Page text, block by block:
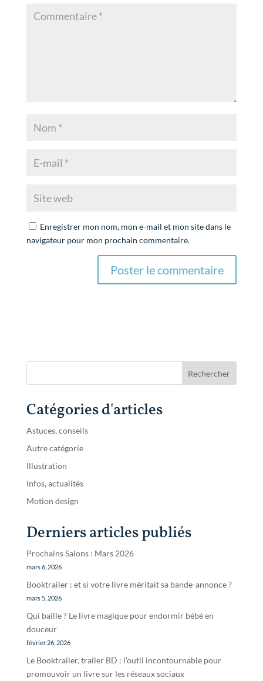
Enregistrer mon nom, mon e-mail et mon site dans le
navigateur pour mon prochain commentaire.
Catégories d'articles
Astuces, conseils
Autre catégorie
Illustration
Infos, actualités
Motion design
Derniers articles publiés
Prochains Salons : Mars 2026
mars 6, 2026
Booktrailer : et si votre livre méritait sa bande-annonce ?
mars 5, 2026
Qui baille ? Le livre magique pour endormir bébé en
douceur
février 26, 2026
Le Booktrailer, trailer BD : l’outil incontournable pour
promouvoir un livre sur les réseaux sociaux